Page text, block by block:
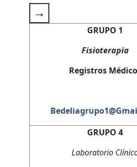
GRUPO 1
Fisioterapia
Registros
GRUPO 4
Laboratorio